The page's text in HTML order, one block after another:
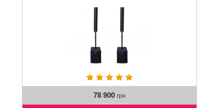
78 900 грн